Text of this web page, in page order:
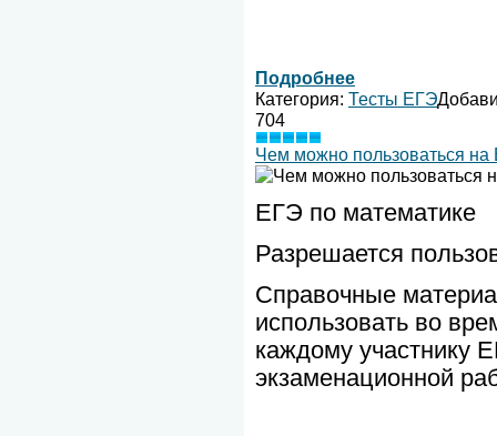
Подробнее
Категория: Тесты ЕГЭ
704
Чем можно пользоваться на
ЕГЭ по математике
Разрешается
Справочные
использовать во
каждому участнику
экзаменационной